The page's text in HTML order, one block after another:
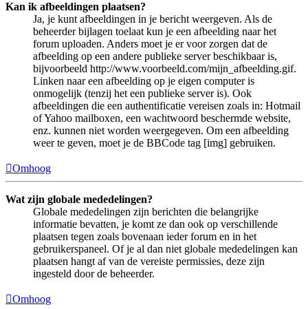
Kan ik afbeeldingen plaatsen?
Ja, je kunt afbeeldingen in je bericht weergeven. Als de
beheerder bijlagen toelaat kun je een afbeelding naar het
forum uploaden. Anders moet je er voor zorgen dat de
afbeelding op een andere publieke server beschikbaar is,
bijvoorbeeld http://www.voorbeeld.com/mijn_afbeelding.gif.
Linken naar een afbeelding op je eigen computer is
onmogelijk (tenzij het een publieke server is). Ook
afbeeldingen die een authentificatie vereisen zoals in: Hotmail
of Yahoo mailboxen, een wachtwoord beschermde website,
enz. kunnen niet worden weergegeven. Om een afbeelding
weer te geven, moet je de BBCode tag [img] gebruiken.
Omhoog
Wat zijn globale mededelingen?
Globale mededelingen zijn berichten die belangrijke
informatie bevatten, je komt ze dan ook op verschillende
plaatsen tegen zoals bovenaan ieder forum en in het
gebruikerspaneel. Of je al dan niet globale mededelingen kan
plaatsen hangt af van de vereiste permissies, deze zijn
ingesteld door de beheerder.
Omhoog